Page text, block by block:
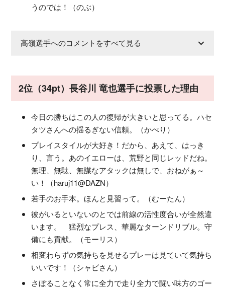
うのでは！（のぶ）
高嶺選手へのコメントをすべて見る
2位（34pt）長谷川 竜也選手に投票した理由
今日の勝ちはこの人の復帰が大きいと思ってる。ハセ
タツさんへの揺るぎない信頼。（かぺり）
プレイスタイルが大好き！だから、あえて、はっき
り、言う。あのイエローは、荒野と同じレッドだね。
無理、無駄、無謀なアタックは無しで、おねがぁ～
い！（haruj11@DAZN）
若手のお手本。ほんと見習って。（むーたん）
彼がいるといないのとでは前線の活性度合いが全然違
います。 猛烈なプレス、華麗なターンドリブル。守
備にも貢献。（モーリス）
相変わらずの気持ちを見せるプレーは見ていて気持ち
いいです！（シャビさん）
さぼることなく常に全力で走り全力で闘い味方のゴー